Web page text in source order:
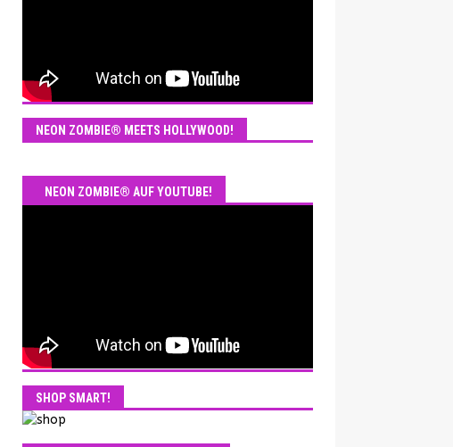
NEON ZOMBIE® MEETS HOLLYWOOD!
NEON ZOMBIE® AUF YOUTUBE!
SHOP SMART!